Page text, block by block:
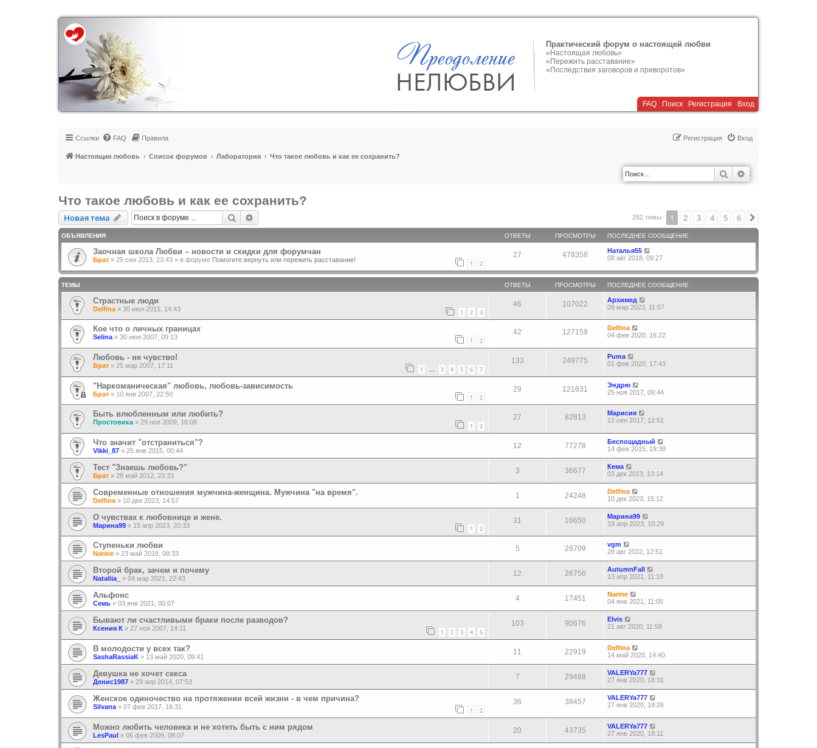
Регистрация
Практический форум о настоящей любви
«Настоящая любовь»
«Пережить расставание»
«Последствия заговоров и приворотов»
FAQ Поиск Регистрация Вход
Ссылки FAQ Правила Вход
Регистрация
Настоящая любовь Список форумов Лаборатория Что такое любовь и как ее сохранить?
Поиск
Что такое любовь и как ее сохранить?
Новая тема
Новаятема Поиск 262 темы 1 2 3 4 5 6
ОБЪЯВЛЕНИЯ ОТВЕТЫ ПРОСМОТРЫ ПОСЛЕДНЕЕ СООБЩЕНИЕ
Заочная школа Любви – новости и скидки для форумчан
Брат » 25 сен 2013, 23:43 » в форуме Помогите вернуть или пережить расставание! 1 2
27 478358
Наталья55
08 авг 2018, 09:27
ТЕМЫ ОТВЕТЫ ПРОСМОТРЫ ПОСЛЕДНЕЕ СООБЩЕНИЕ
Страстные люди
Delfina » 30 июл 2015, 14:43 1 2 3
46 107022
Архимед
09 мар 2023, 11:57
Кое что о личных границах
Selina » 30 июн 2007, 09:13 1 2
42 127159
Delfina
04 фев 2020, 16:22
Любовь - не чувство!
Брат » 25 мар 2007, 17:11 1 … 3 4 5 6 7
133 249775
Puma
01 фев 2020, 17:43
"Наркоманическая" любовь, любовь-зависимость
Брат » 10 янв 2007, 22:50 1 2
29 121631
Эндрю
25 ноя 2017, 09:44
Быть влюбленным или любить?
Простовика » 29 ноя 2009, 16:08 1 2
27 82813
Марисия
12 сен 2017, 12:51
Что значит "отстраниться"?
Vikki_87 » 25 янв 2015, 00:44
12 77278
Беспощадный
14 фев 2015, 19:38
Тест "Знаешь любовь?"
Брат » 28 май 2012, 23:33
3 36677
Кема
03 дек 2013, 13:14
Современные отношения мужчина-женщина. Мужчина "на время".
Delfina » 10 дек 2023, 14:57
1 24248
Delfina
10 дек 2023, 15:12
О чувствах к любовнице и жене.
Марина99 » 15 апр 2023, 20:33 1 2
31 16650
Марина99
19 апр 2023, 10:29
Ступеньки любви
Narine » 23 май 2018, 08:33
5 28709
vgm
28 авг 2022, 12:51
Второй брак, зачем и почему
Nataliia_ » 04 мар 2021, 22:43
12 26756
AutumnFall
13 апр 2021, 11:18
Альфонс
Семь » 03 янв 2021, 00:07
4 17451
Narine
04 янв 2021, 11:05
Бывают ли счастливыми браки после разводов?
Ксения К » 27 ноя 2007, 14:11 1 2 3 4 5
103 90676
Elvis
21 авг 2020, 11:58
В молодости у всех так?
SashaRassiaK » 13 май 2020, 09:41
11 22919
Delfina
14 май 2020, 14:40
Девушка не хочет секса
Денис1987 » 29 апр 2014, 07:53
7 29488
VALERYa777
27 янв 2020, 18:31
Женское одиночество на протяжении всей жизни - в чем причина?
Silvana » 07 фев 2017, 16:31 1 2
36 38457
VALERYa777
27 янв 2020, 18:26
Можно любить человека и не хотеть быть с ним рядом
LesPaul » 06 фев 2009, 08:07
20 43735
VALERYa777
27 янв 2020, 18:11